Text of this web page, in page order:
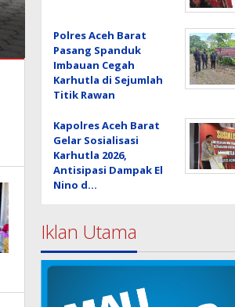
Polres Aceh Barat
Pasang Spanduk
Imbauan Cegah
Karhutla di Sejumlah
Titik Rawan
Kapolres Aceh Barat
Gelar Sosialisasi
Karhutla 2026,
Antisipasi Dampak El
Nino d…
Iklan Utama